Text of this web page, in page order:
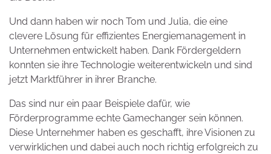
Und dann haben wir noch Tom und Julia, die eine
clevere Lösung für effizientes Energiemanagement in
Unternehmen entwickelt haben. Dank Fördergeldern
konnten sie ihre Technologie weiterentwickeln und sind
jetzt Marktführer in ihrer Branche.
Das sind nur ein paar Beispiele dafür, wie
Förderprogramme echte Gamechanger sein können.
Diese Unternehmer haben es geschafft, ihre Visionen zu
verwirklichen und dabei auch noch richtig erfolgreich zu